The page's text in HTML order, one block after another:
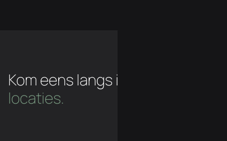
Kom eens langs in een van
locaties.